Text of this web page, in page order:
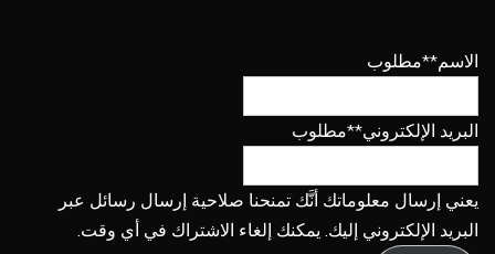
الاسم**مطلوب
البريد الإلكتروني**مطلوب
يعني إرسال معلوماتك أنَّك تمنحنا صلاحية إرسال رسائل عبر
البريد الإلكتروني إليك. يمكنك إلغاء الاشتراك في أي وقت.